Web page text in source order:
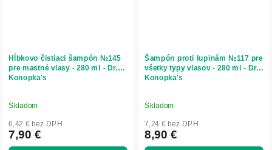
Hĺbkovo čistiaci šampón №145
pre mastné vlasy - 280 ml - Dr.
Konopka's
Skladom
6,42 € bez DPH
7,90 €
Šampón proti lupinám №117 pre
všetky typy vlasov - 280 ml - Dr.
Konopka's
Skladom
7,24 € bez DPH
8,90 €